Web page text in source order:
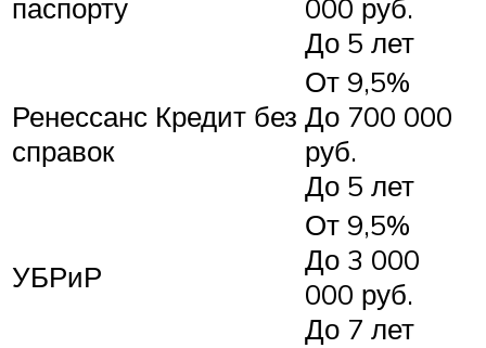
паспорту
000 руб.
До 5 лет
Ренессанс Кредит без
справок
От 9,5%
До 700 000
руб.
До 5 лет
УБРиР
От 9,5%
До 3 000
000 руб.
До 7 лет